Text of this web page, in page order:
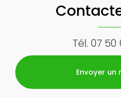
Tél. 07 50
Envoyer un